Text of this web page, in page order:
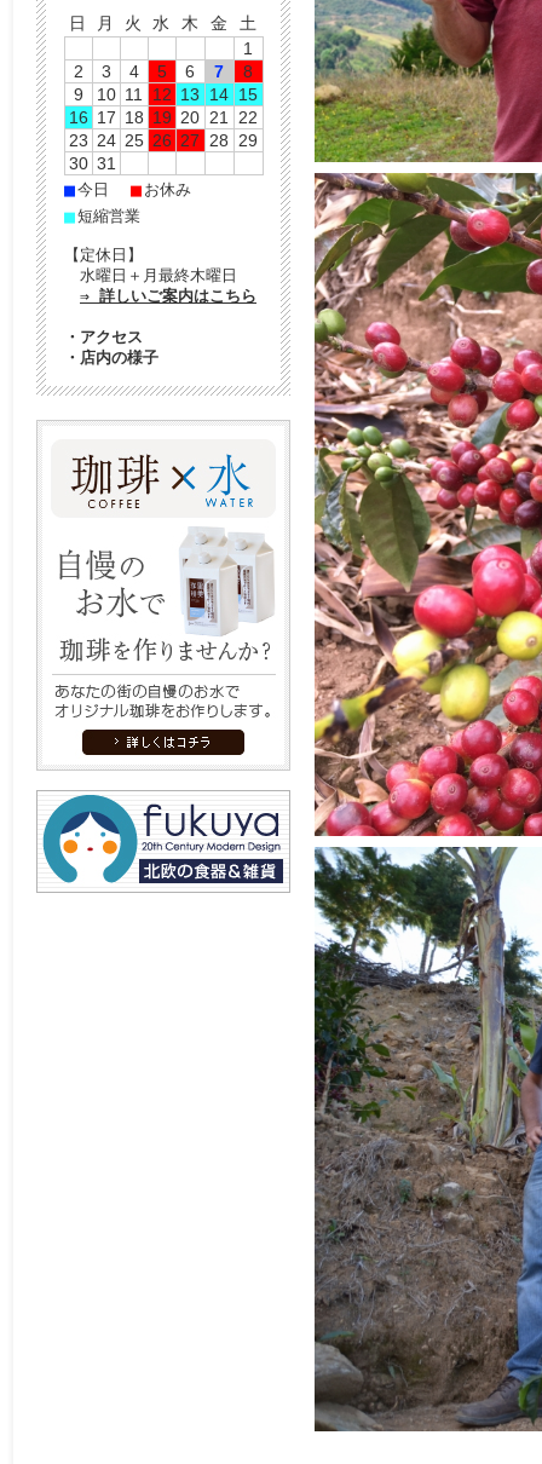
日
月 火 水 木 金
土
1
2
3 4 5 6 7
8
9
10 11 12 13 14 15
16 17 18 19 20 21
22
23 24 25 26 27 28
29
30 31
■今日 ■ お休み
■短縮営業
【定休日】
水曜日＋月最終木曜日
⇒ 詳しいご案内はこちら
・ アクセス
・ 店内の様子